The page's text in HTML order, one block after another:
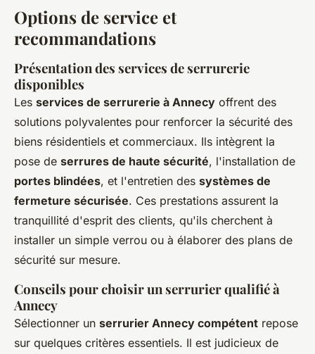
Options de service et
recommandations
Présentation des services de serrurerie
disponibles
Les services de serrurerie à Annecy offrent des
solutions polyvalentes pour renforcer la sécurité des
biens résidentiels et commerciaux. Ils intègrent la
pose de serrures de haute sécurité, l'installation de
portes blindées, et l'entretien des systèmes de
fermeture sécurisée. Ces prestations assurent la
tranquillité d'esprit des clients, qu'ils cherchent à
installer un simple verrou ou à élaborer des plans de
sécurité sur mesure.
Conseils pour choisir un serrurier qualifié à
Annecy
Sélectionner un serrurier Annecy compétent repose
sur quelques critères essentiels. Il est judicieux de